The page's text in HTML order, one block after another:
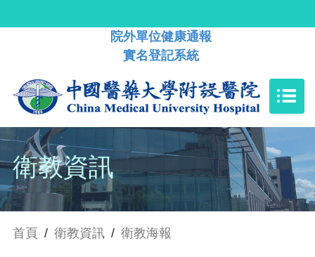
院外單位健康通報
實名登記系統
衛教資訊
首頁 / 衛教資訊 / 衛教海報